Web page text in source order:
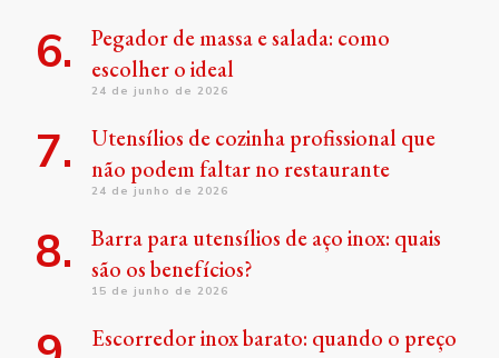
Pegador de massa e salada: como
escolher o ideal
24 de junho de 2026
Utensílios de cozinha profissional que
não podem faltar no restaurante
24 de junho de 2026
Barra para utensílios de aço inox: quais
são os benefícios?
15 de junho de 2026
Escorredor inox barato: quando o preço